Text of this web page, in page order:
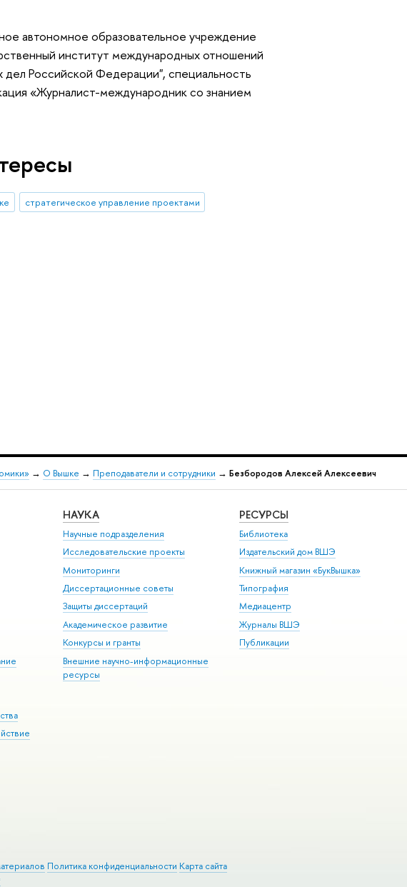
автономное образовательное учреждение
институт международных отношений
Российской Федерации", специальность
«Журналист-международник со знанием
стратегическое управление проектами
→ О Вышке → Преподаватели и сотрудники → Безбородов Алексей Алексеевич
НАУКА
Научные подразделения
Исследовательские проекты
Мониторинги
Диссертационные советы
Защиты диссертаций
Академическое развитие
Конкурсы и гранты
Внешние научно-информационные
ресурсы
РЕСУРСЫ
Библиотека
Издательский дом ВШЭ
Книжный магазин «БукВышка»
Типография
Медиацентр
Журналы ВШЭ
Публикации
Политика конфиденциальности Карта сайта